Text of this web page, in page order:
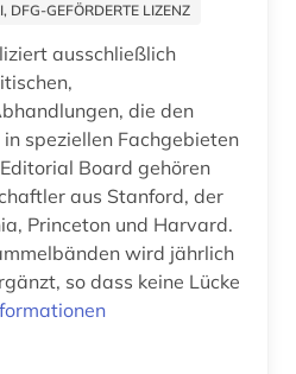
DFG-GEFÖRDERTE LIZENZ
ausschließlich
die den
speziellen Fachgebieten
Board gehören
aus Stanford, der
Princeton und Harvard.
wird jährlich
so dass keine Lücke